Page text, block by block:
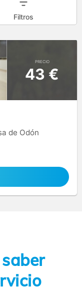
Filtros
PRECIO
43 €
de Odón